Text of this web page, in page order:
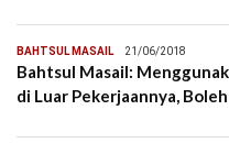
BAHTSUL MASAIL 21/06/2018
Bahtsul Masail:
di Luar Pekerjaannya, Boleh